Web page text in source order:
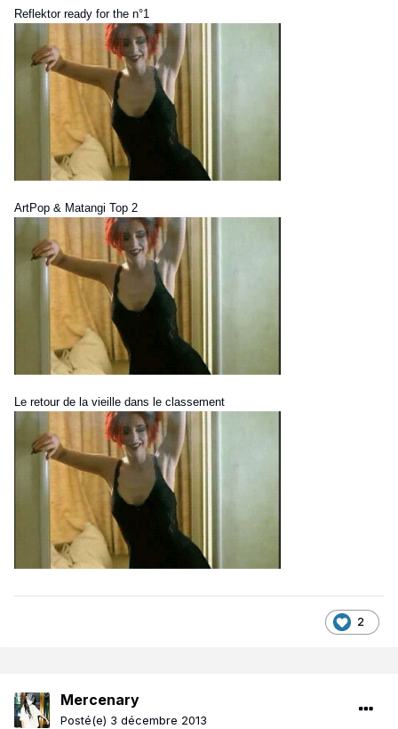
Reflektor ready for the n°1
ArtPop & Matangi Top 2
Le retour de la vieille dans le classement
2
Mercenary
Posté(e) 3 décembre 2013